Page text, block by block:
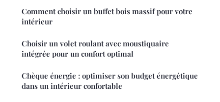
Comment choisir un buffet bois massif pour votre
intérieur
Choisir un volet roulant avec moustiquaire
intégrée pour un confort optimal
Chèque énergie : optimiser son budget énergétique
dans un intérieur confortable